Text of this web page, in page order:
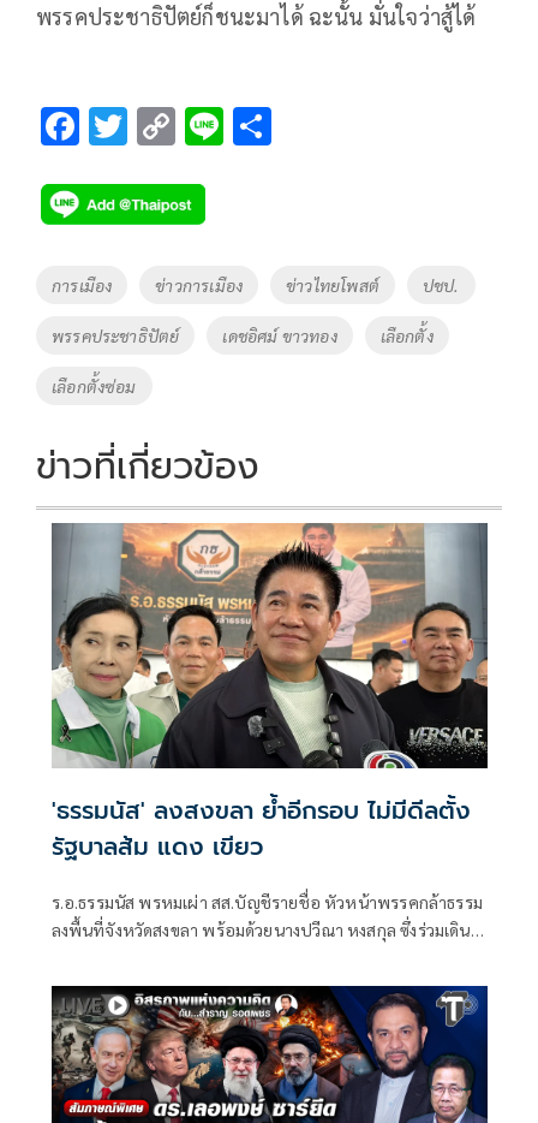
พรรคประชาธิปัตย์ก็ชนะมาได้ ฉะนั้น มั่นใจว่าสู้ได้
F
e
b
o
o
k
T
tt
er
C
p
y
Li
n
k
Li
Tags
การเมือง ข่าวการเมือง ข่าวไทยโพสต์ ปชป.
พรรคประชาธิปัตย์ เดชอิศม์ ขาวทอง เลือกตั้ง
เลือกตั้งซ่อม
ข่าวที่เกี่ยวข้อง
'ธรรมนัส' ลงสงขลา ย้ำอีกรอบ ไม่มีดีลตั้ง
รัฐบาลส้ม แดง เขียว
ร.อ.ธรรมนัส พรหมเผ่า สส.บัญชีรายชื่อ หัวหน้าพรรคกล้าธรรม
ลงพื้นที่จังหวัดสงขลา พร้อมด้วยนางปวีณา หงสกุล ซึ่งร่วมเดิน
ณ ที่ทำการนายเดชอิศม์ โดยมีการประชุมหารือแนวทางการ
ทำงานและขับเคลื่อนนโยบายในพื้นที่ ก่อนเดินทางต่อไปยัง
จังหวัดพัทลุง